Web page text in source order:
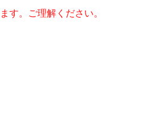
す。ご理解ください。